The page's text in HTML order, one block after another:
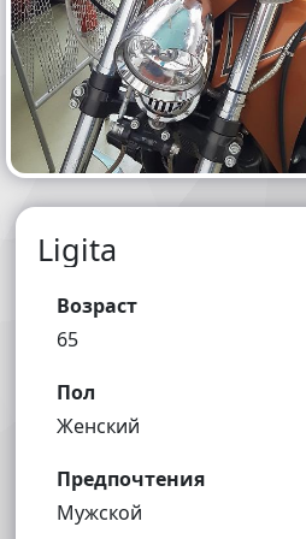
Ligita
Возраст
65
Пол
Женский
Предпочтения
Мужской